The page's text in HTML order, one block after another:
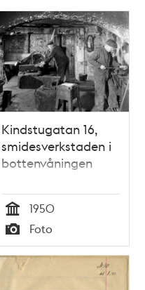
Kindstugatan 16,
smidesverkstaden i
bottenvåningen
Tid
1950
Typ
Foto